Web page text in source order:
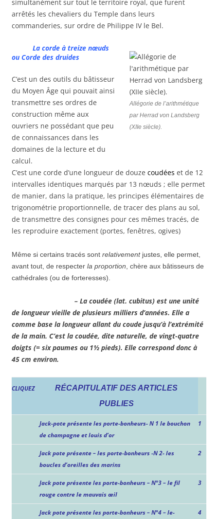
simultanément sur tout le territoire royal, que furent
arrêtés les chevaliers du Temple dans leurs
commanderies, sur ordre de Philippe IV le Bel.
Allégorie de l’arithmétique
par Herrad von Landsberg
(XIIe siècle).
La corde à treize nœuds
ou Corde des druides
C’est un des outils du bâtisseur
du Moyen Âge qui pouvait ainsi
transmettre ses ordres de
construction même aux
ouvriers ne possédant que peu
de connaissances dans les
domaines de la lecture et du
calcul.
C’est une corde d’une longueur de douze coudées et de 12
intervalles identiques marqués par 13 nœuds ; elle permet
de manier, dans la pratique, les principes élémentaires de
trigonométrie proportionnelle, de tracer des plans au sol,
de transmettre des consignes pour ces mêmes tracés, de
les reproduire exactement (portes, fenêtres, ogives)
Même si certains tracés sont relativementjustes, elle permet,
avant tout, de respecter la proportion , chère aux bâtisseurs de
cathédrales (ou de forteresses).
– La coudée (lat. cubitus) est une unité
de longueur vieille de plusieurs milliers d’années. Elle a
comme base la longueur allant du coude jusqu’à l’extrémité
de la main. C’est la coudée, dite naturelle, de vingt-quatre
doigts (= six paumes ou 1½ pieds). Elle correspond donc à
45 cm environ.
CLIQUEZ
RÉCAPITULATIF DES ARTICLES
PUBLIES
Jack-pote présente les porte-bonheurs- N 1 le bouchon
de champagne et louis d’or
1
Jack pote présente – les porte-bonheurs -N 2- les
boucles d’oreilles des marins
2
Jack pote présente les porte-bonheurs – N°3 – le fil
rouge contre le mauvais œil
3
Jack pote présente les porte-bonheurs – N°4 – le-
4